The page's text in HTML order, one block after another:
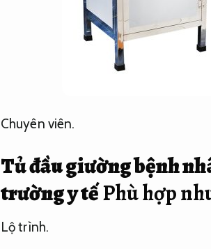
Chuyên viên.
Tủ đầu giường bệnh
trường y tếPhù hợp
Lộ trình.